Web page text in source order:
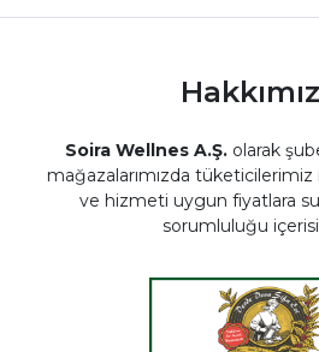
Soira Wellnes A.Ş.olarak
mağazalarımızda
ve hizmeti uygun fiyatlara
sorumluluğu